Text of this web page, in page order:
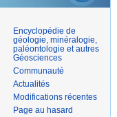
Encyclopédie de
géologie, minéralogie,
paléontologie et autres
Géosciences
Communauté
Actualités
Modifications récentes
Page au hasard